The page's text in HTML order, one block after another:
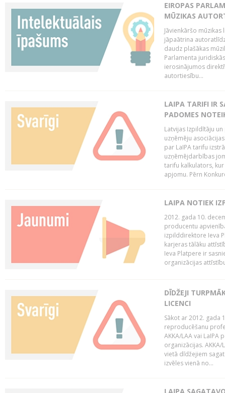
EIROPAS
MŪZIKAS
Jāvienkāršo
jāpaātrina
daudz plašākas
Parlamenta
ierosinājumos
autortiesību...
LAIPA TARIFI IR
PADOMES
Latvijas Izpildītāju
uzņēmēju
par LaIPA tarifu
uzņēmējdarbības
tarifu kalkulators,
apjomu. Pērn
LAIPA NOTIEK
2012. gada 10.
producentu
izpilddirektore Ieva
karjeras tālāku
Ieva Platpere ir
organizācijas
DĪDŽEJI
LICENCI
Sākot ar 2012. gada
reproducēšanu
AKKA/LAA vai LaIPA
organizācijas.
vietā dīdžejiem
izvēles vienā no...